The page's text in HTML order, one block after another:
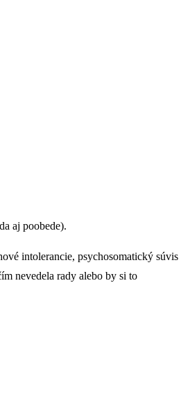
aj poobede).
intolerancie, psychosomatický súvis
nevedela rady alebo by si to